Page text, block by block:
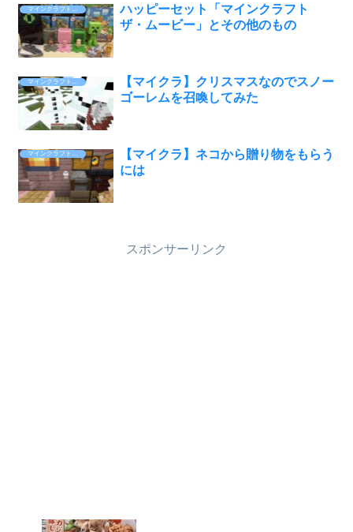
マインクラフト Minecraft
ハッピーセット「マインクラフト
ザ・ムービー」とその他のもの
【マイクラ】クリスマスなのでスノー
ゴーレムを召喚してみた
マインクラフト Minecraft
【マイクラ】ネコから贈り物をもらう
には
スポンサーリンク